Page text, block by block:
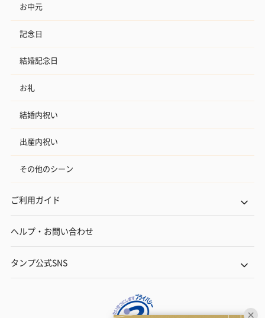
お中元
記念日
結婚記念日
お礼
結婚内祝い
出産内祝い
その他のシーン
ご利用ガイド
ヘルプ・お問い合わせ
タンプ公式SNS